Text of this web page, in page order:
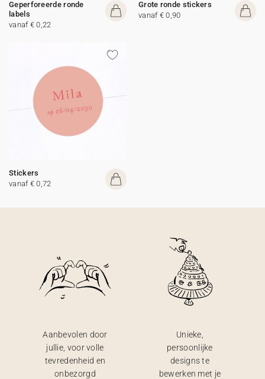
Geperforeerde ronde
labels
vanaf € 0,22
Grote ronde stickers
vanaf € 0,90
Stickers
vanaf € 0,72
Aanbevolen door
jullie, voor volle
tevredenheid en
onbezorgd
Unieke,
persoonlijke
designs te
bewerken met je